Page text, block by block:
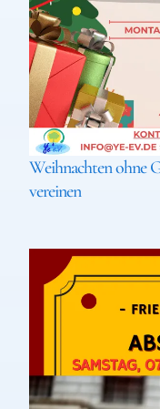
Weihnachten ohne
vereinen